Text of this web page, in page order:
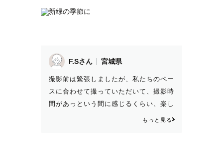
F.Sさん 宮城県
撮影前は緊張しましたが、私たちのペー
スに合わせて撮っていただいて、撮影時
間があっという間に感じるくらい、楽し
くて幸せな時間でした。 柔らかい空気
もっと見る